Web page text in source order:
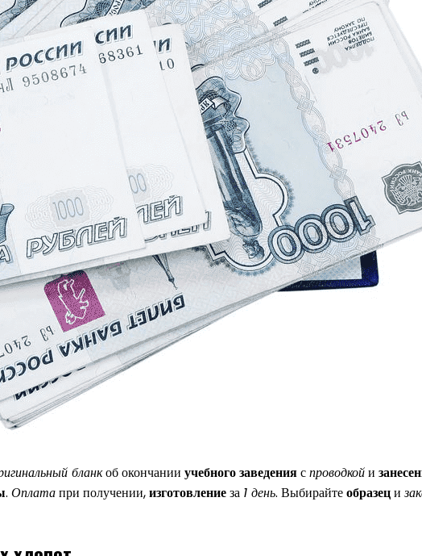
бланкоб окончании учебного заведенияспроводкойи
. Оплатапри получении,изготовлениеза 1 день. Выбирайтеобразеци